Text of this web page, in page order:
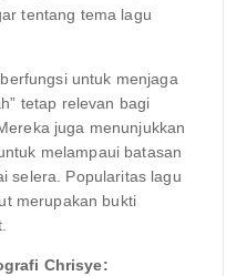
tentang tema lagu
untuk menjaga
tetap relevan bagi
juga menunjukkan
melampaui batasan
selera. Popularitas lagu
merupakan bukti
Chrisye: